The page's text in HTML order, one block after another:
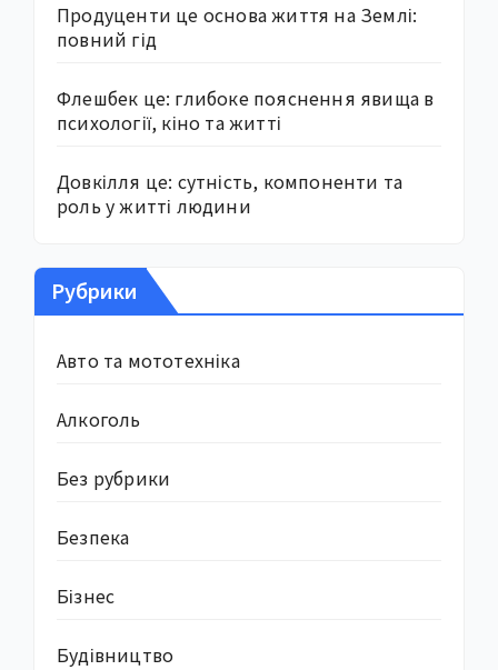
Продуценти це основа життя на Землі:
повний гід
Флешбек це: глибоке пояснення явища в
психології, кіно та житті
Довкілля це: сутність, компоненти та
роль у житті людини
Рубрики
Авто та мототехніка
Алкоголь
Без рубрики
Безпека
Бізнес
Будівництво